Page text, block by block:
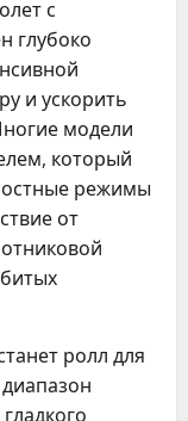
с
глубоко
и ускорить
модели
который
режимы
от
ролл для